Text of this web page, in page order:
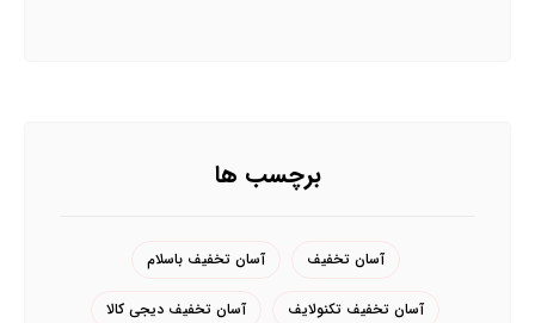
برچسب ها
آسان تخفیف آسان تخفیف باسلام
آسان تخفیف تکنولایف آسان تخفیف دیجی کالا